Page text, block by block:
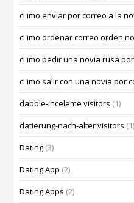
cГіmo enviar por correo a la
cГіmo ordenar correo orden
cГіmo pedir una novia rusa
cГіmo salir con una novia por
dabble-inceleme visitors (1)
datierung-nach-alter visitors (1)
Dating (3)
Dating App (2)
Dating Apps (2)